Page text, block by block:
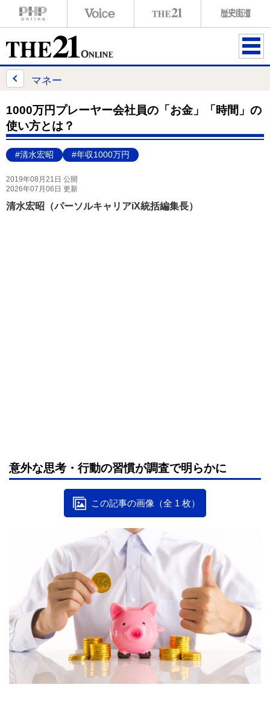
ME
マネー
1000万円プレーヤー会社員の「お金」「時間」の
使い方とは？
#清水宏昭 #年収1000万円
2019年08月21日 公開
2026年07月06日 更新
清水宏昭（パーソルキャリアiX統括編集長）
意外な思考・行動の習慣が調査で明らかに
この記事の画像（全 1 枚）